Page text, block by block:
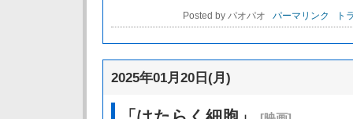
Posted by パオパオ パーマリンク ト
2025年01月20日(月)